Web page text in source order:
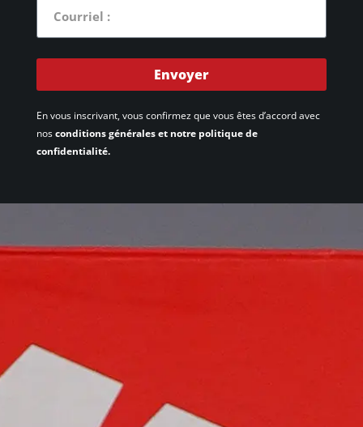
Envoyer
En vous inscrivant, vous confirmez que vous êtes d’accord avec
nosconditions générales et notre politique de
confidentialité.